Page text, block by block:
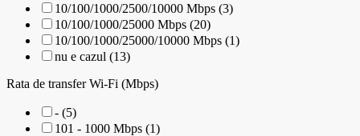
10/100/1000/2500/10000 Mbps (3)
10/100/1000/25000 Mbps (20)
10/100/1000/25000/10000 Mbps (1)
nu e cazul (13)
Rata de transfer Wi-Fi (Mbps)
- (5)
101 - 1000 Mbps (1)